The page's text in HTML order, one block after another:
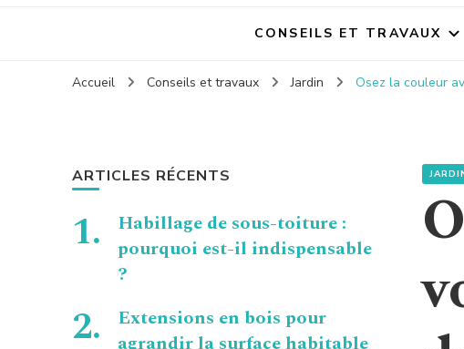
CONSEILS ET TRAVAUX
Accueil Conseils et travaux Jardin Osez la couleur
ARTICLES RÉCENTS
Habillage de sous-toiture :
pourquoi est-il indispensable
?
Extensions en bois pour
agrandir la surface habitable